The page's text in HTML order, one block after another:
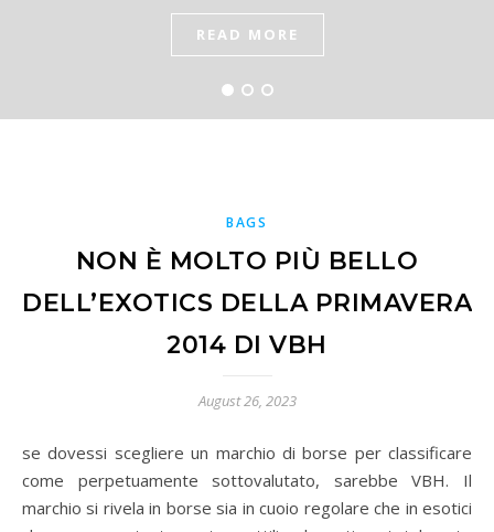
READ MORE
READ MORE
METALLICHE DI AGAIN
BAGS
NON È MOLTO PIÙ BELLO
DELL’EXOTICS DELLA PRIMAVERA
2014 DI VBH
August 26, 2023
se dovessi scegliere un marchio di borse per classificare
come perpetuamente sottovalutato, sarebbe VBH. Il
marchio si rivela in borse sia in cuoio regolare che in esotici